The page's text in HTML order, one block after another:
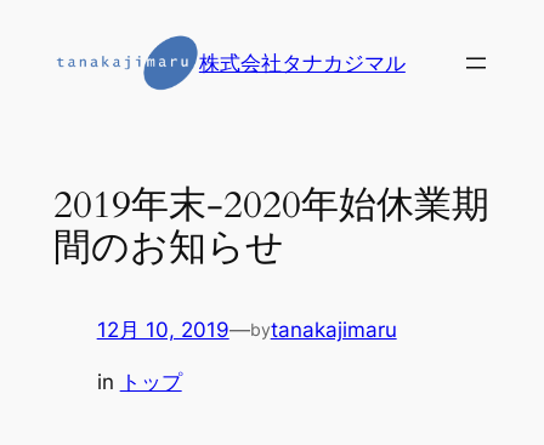
株式会社タナカジマル
2019年末-2020年始休業期
間のお知らせ
12月 10, 2019—bytanakajimaru
in トップ